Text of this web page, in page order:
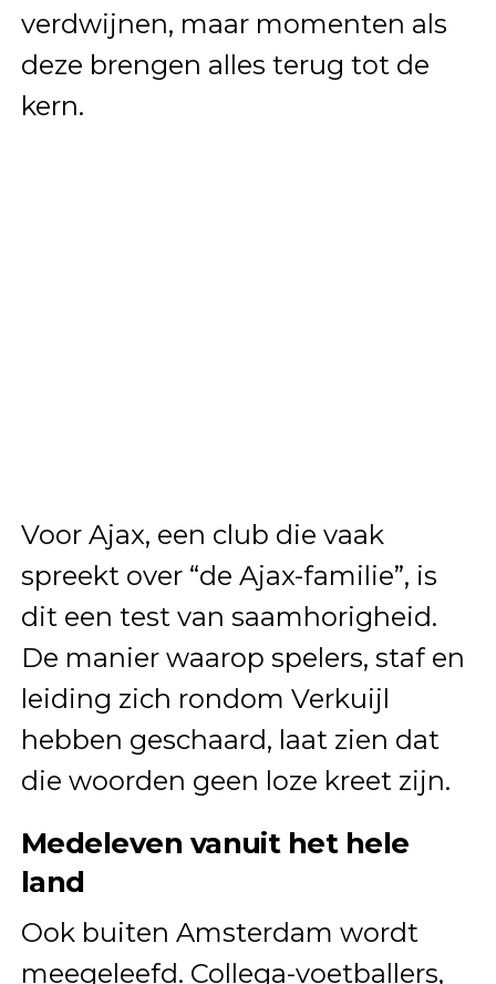
verdwijnen, maar momenten als
deze brengen alles terug tot de
kern.
Voor Ajax, een club die vaak
spreekt over “de Ajax-familie”, is
dit een test van saamhorigheid.
De manier waarop spelers, staf en
leiding zich rondom Verkuijl
hebben geschaard, laat zien dat
die woorden geen loze kreet zijn.
Medeleven vanuit het hele
land
Ook buiten Amsterdam wordt
meegeleefd. Collega-voetballers,